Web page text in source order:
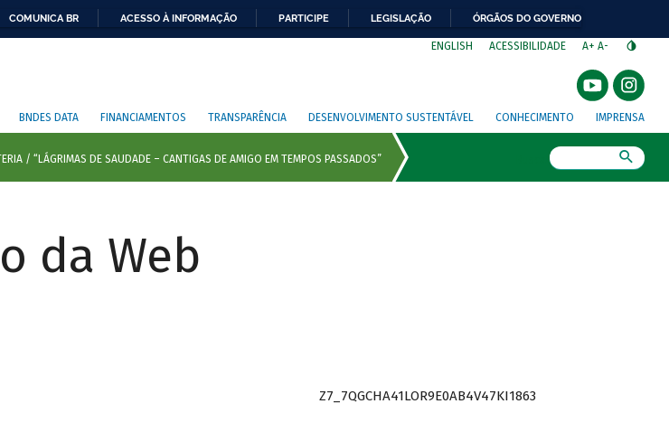
COMUNICA BR ACESSO À INFORMAÇÃO PARTICIPE LEGISLAÇÃO ÓRGÃOS DO GOVERNO
ENGLISH ACESSIBILIDADE A+ A-
BNDES DATA FINANCIAMENTOS TRANSPARÊNCIA DESENVOLVIMENTO SUSTENTÁVEL CONHECIMENTO IMPRENSA
da Web
Z7_7QGCHA41LOR9E0AB4V47KI1863